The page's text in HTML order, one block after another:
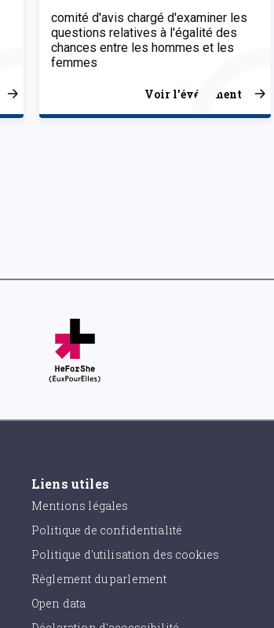
comité d'avis chargé d'examiner les
questions relatives à l'égalité des
chances entre les hommes et les
femmes
Voir l’événement
Liens utiles
Mentions légales
Politique de confidentialité
Politique d'utilisation des cookies
Règlement du parlement
Open data